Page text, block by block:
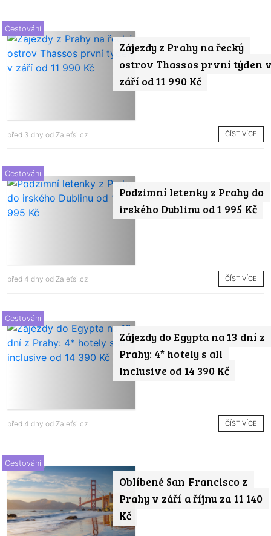
Zájezdy z Prahy na řecký
ostrov Thassos první týden
září od 11 990 Kč
Cestování
před 3 dny od Zaleťsi.cz ČÍST VÍCE
Podzimní letenky z Prahy do
irského Dublinu od 1 995 Kč
Cestování
před 4 dny od Zaleťsi.cz ČÍST VÍCE
Zájezdy do Egypta na 13 dní z
Prahy: 4* hotely s all
inclusive od 14 390 Kč
Cestování
před 4 dny od Zaleťsi.cz ČÍST VÍCE
Oblíbené San Francisco z
Prahy v září a říjnu za 11 140
Kč
Cestování